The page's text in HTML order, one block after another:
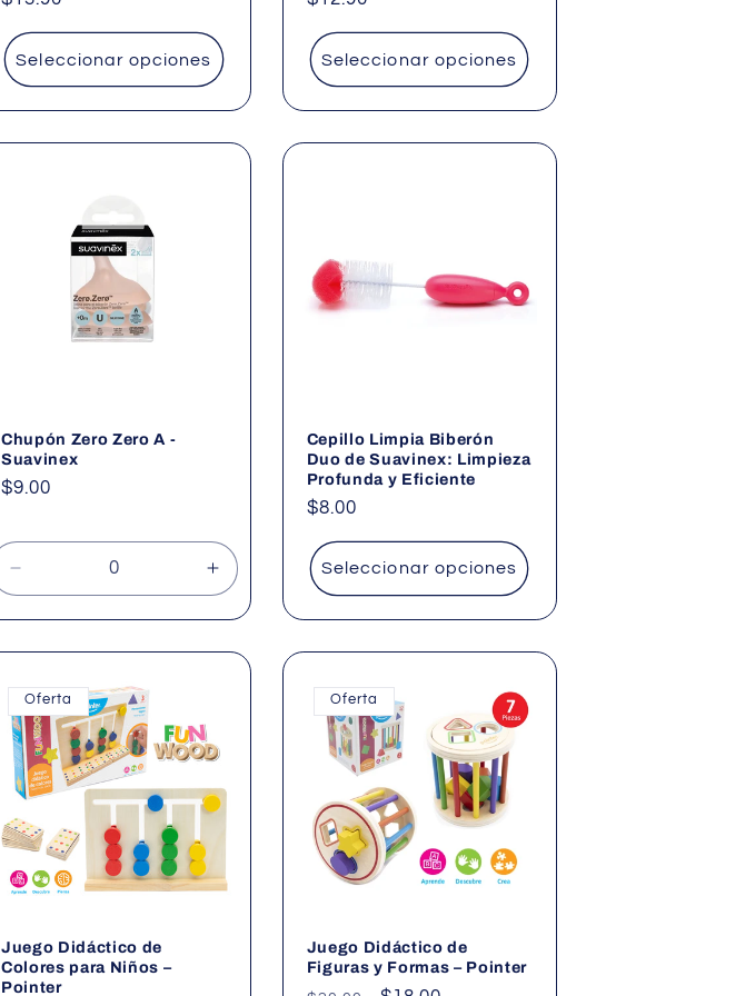
Seleccionar opciones Seleccionar opciones
Chupón Zero Zero A -
Suavinex
Precio
$9.00
cantidad
para
Default
Aumentar
cantidad
para
Default
Title
Cepillo Limpia Biberón
Duo de Suavinex: Limpieza
Profunda y Eficiente
Precio
$8.00
Seleccionar opciones
Oferta
Juego Didáctico de
Colores para Niños –
Pointer
Oferta
Juego Didáctico de
Figuras y Formas – Pointer